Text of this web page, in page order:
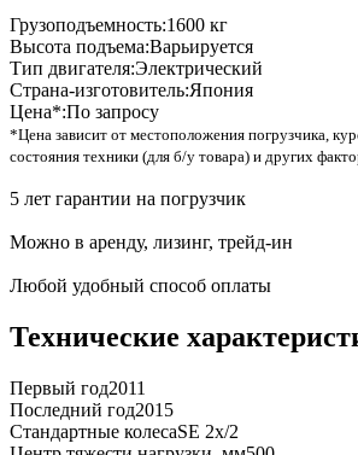
Грузоподъемность:1600 кг
Высота подъема:Варьируется
Тип двигателя:Электрический
Страна-изготовитель:Япония
Цена*:По запросу
*Цена зависит от местоположения погрузчика,
состояния техники (для б/у товара) и других
5 лет гарантии на погрузчик
Можно в аренду, лизинг, трейд-ин
Любой удобный способ оплаты
Технические
Первый год2011
Последний год2015
Стандартные колесаSE 2x/2